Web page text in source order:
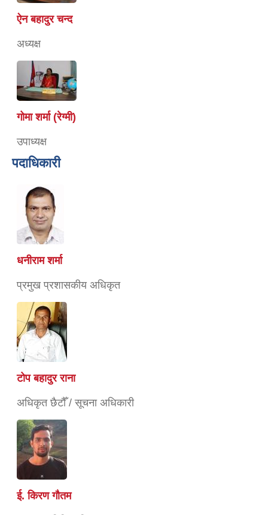
ऐन बहादुर चन्द
अध्यक्ष
गोमा शर्मा (रेग्मी)
उपाध्यक्ष
पदाधिकारी
धनीराम शर्मा
प्रमुख प्रशासकीय अधिकृत
टोप बहादुर राना
अधिकृत छैटौँ / सूचना अधिकारी
ई. किरण गौतम